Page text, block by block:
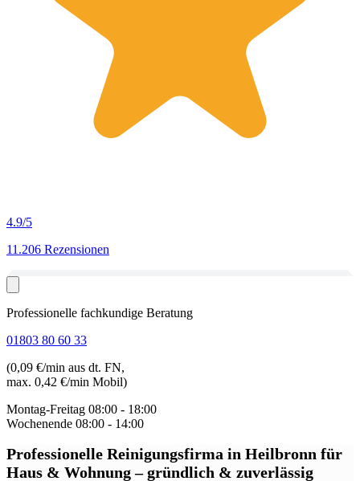
4.9/5
11.206 Rezensionen
Professionelle fachkundige Beratung
01803 80 60 33
(0,09 €/min aus dt. FN,
max. 0,42 €/min Mobil)
Montag-Freitag 08:00 - 18:00
Wochenende 08:00 - 14:00
Professionelle Reinigungsfirma in Heilbronn für
Haus & Wohnung – gründlich & zuverlässig